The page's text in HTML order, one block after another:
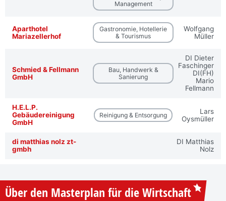
Management
Aparthotel
Mariazellerhof
Gastronomie, Hotellerie
& Tourismus
Wolfgang
Müller
Schmied & Fellmann
GmbH
Bau, Handwerk &
Sanierung
DI Dieter
Faschinger
DI(FH)
Mario
Fellmann
H.E.L.P.
Gebäudereinigung
GmbH
Reinigung & Entsorgung
Lars
Oysmüller
di matthias nolz zt-
gmbh
DI Matthias
Nolz
Über den Masterplan für die Wirtschaft